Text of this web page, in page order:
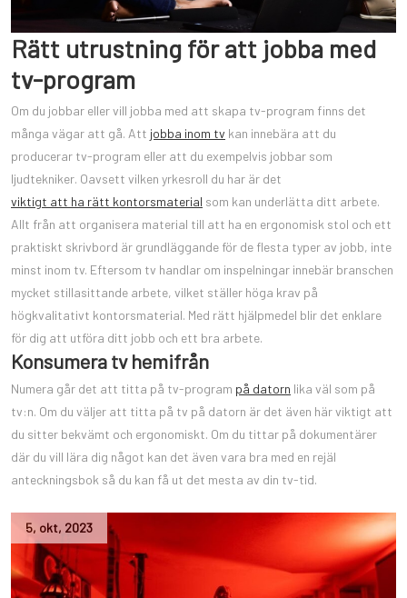
Rätt utrustning för att jobba med
tv-program
Om du jobbar eller vill jobba med att skapa tv-program finns det
många vägar att gå. Att jobba inom tv kan innebära att du
producerar tv-program eller att du exempelvis jobbar som
ljudtekniker. Oavsett vilken yrkesroll du har är det
viktigt att ha rätt kontorsmaterial som kan underlätta ditt arbete.
Allt från att organisera material till att ha en ergonomisk stol och ett
praktiskt skrivbord är grundläggande för de flesta typer av jobb, inte
minst inom tv. Eftersom tv handlar om inspelningar innebär branschen
mycket stillasittande arbete, vilket ställer höga krav på
högkvalitativt kontorsmaterial. Med rätt hjälpmedel blir det enklare
för dig att utföra ditt jobb och ett bra arbete.
Konsumera tv hemifrån
Numera går det att titta på tv-program på datorn lika väl som på
tv:n. Om du väljer att titta på tv på datorn är det även här viktigt att
du sitter bekvämt och ergonomiskt. Om du tittar på dokumentärer
där du vill lära dig något kan det även vara bra med en rejäl
anteckningsbok så du kan få ut det mesta av din tv-tid.
5, okt, 2023